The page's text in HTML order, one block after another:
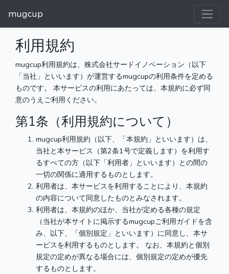
mugcup
利用規約
mugcup利用規約は、株式会社サードイノベーション（以下
「当社」といいます）が運営するmugcupの利用条件を定める
ものです。 本サービスの利用にあたっては、本規約に必ず同
意のうえご利用ください。
第1条（利用規約について）
mugcup利用規約（以下、「本規約」といいます）は、
当社と本サービス（第2条1号で定義します）を利用す
るすべての方（以下「利用者」といいます）との間の
一切の関係に適用するものとします。
利用者は、本サービスを利用することにより、本規約
の内容について同意したものとみなされます。
利用者は、本規約のほか、当社が定める各種の規定
（当社が本サイトに掲示するmugcupご利用ガイドを含
み、以下、「個別規定」といいます）に同意し、本サ
ービスを利用するものとします。 なお、本規約と個別
規定の定めが異なる場合には、個別規定の定めが優先
するものとします。